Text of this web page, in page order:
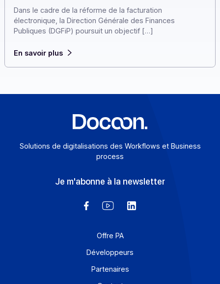
Réforme de la facturation électronique :
pleinement engagé au sein de la Commission
AFNOR
Dans le cadre de la réforme de la facturation
En savoir plus
Solutions de digitalisations des Workflows et
process
Je m'abonne à la newsletter